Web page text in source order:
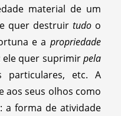
material de um
quer destruir tudo o
e a propriedade
ele quer suprimirpela
particulares, etc. A
aos seus olhos como
a forma de atividade